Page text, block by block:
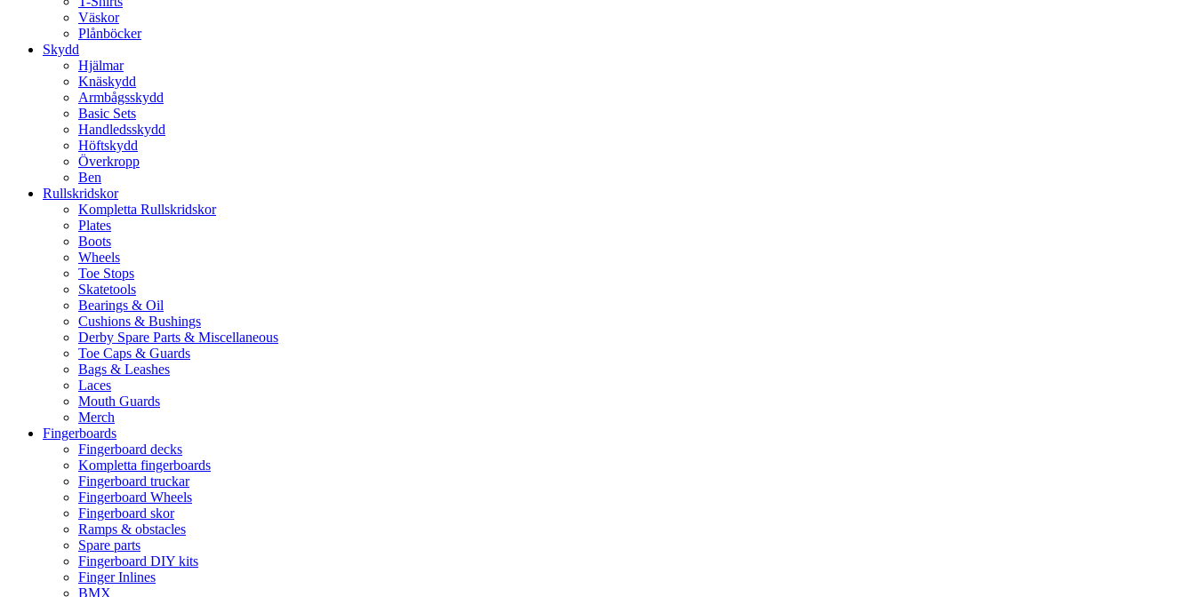
Väskor
Plånböcker
Skydd
Hjälmar
Knäskydd
Armbågsskydd
Basic Sets
Handledsskydd
Höftskydd
Överkropp
Ben
Rullskridskor
Kompletta Rullskridskor
Plates
Boots
Wheels
Toe Stops
Skatetools
Bearings & Oil
Cushions & Bushings
Derby Spare Parts & Miscellaneous
Toe Caps & Guards
Bags & Leashes
Laces
Mouth Guards
Merch
Fingerboards
Fingerboard decks
Kompletta fingerboards
Fingerboard truckar
Fingerboard Wheels
Fingerboard skor
Ramps & obstacles
Spare parts
Fingerboard DIY kits
Finger Inlines
BMX